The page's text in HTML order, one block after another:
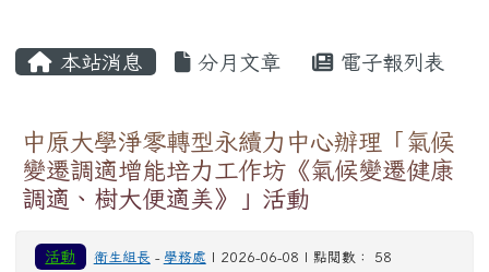
本站消息 分月文章 電子報列表
中原大學淨零轉型永續力中心辦理「氣候
變遷調適增能培力工作坊《氣候變遷健康
調適、樹大便適美》」活動
活動 衛生組長 - 學務處 | 2026-06-08 | 點閱數： 58